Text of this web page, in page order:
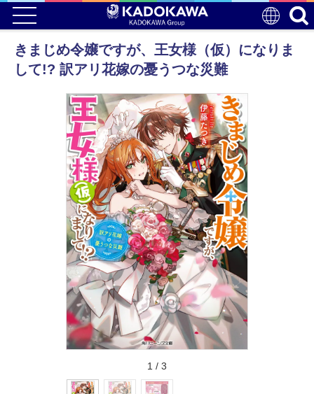
きまじめ令嬢ですが、王女様（仮）になりま
して!? 訳アリ花嫁の憂うつな災難
1 / 3